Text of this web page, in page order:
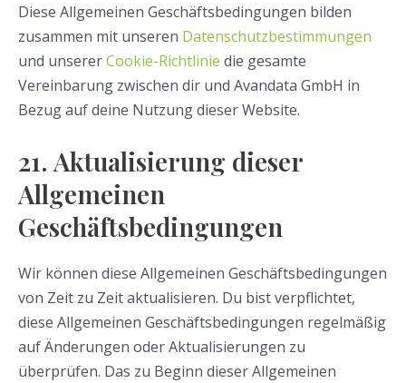
Diese Allgemeinen Geschäftsbedingungen bilden
zusammen mit unseren Datenschutzbestimmungen
und unsererCookie-Richtlinie die gesamte
Vereinbarung zwischen dir und Avandata GmbH in
Bezug auf deine Nutzung dieser Website.
21. Aktualisierung dieser
Allgemeinen
Geschäftsbedingungen
Wir können diese Allgemeinen Geschäftsbedingungen
von Zeit zu Zeit aktualisieren. Du bist verpflichtet,
diese Allgemeinen Geschäftsbedingungen regelmäßig
auf Änderungen oder Aktualisierungen zu
überprüfen. Das zu Beginn dieser Allgemeinen